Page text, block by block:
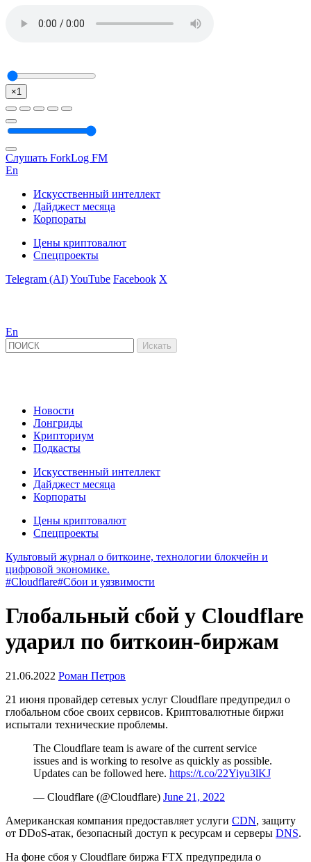
×1
Слушать ForkLog FM
En
Искусственный интеллект
Дайджест месяца
Корпораты
Цены криптовалют
Спецпроекты
Telegram (AI)YouTube Facebook X
En
Новости
Лонгриды
Крипториум
Подкасты
Искусственный интеллект
Дайджест месяца
Корпораты
Цены криптовалют
Спецпроекты
Культовый журнал о биткоине, технологии блокчейн и
цифровой экономике.
#Cloudflare#Сбои и уязвимости
Глобальный сбой у Cloudflare
ударил по биткоин-биржам
21.06.2022 Роман Петров
21 июня провайдер сетевых услуг Cloudflare предупредил о
глобальном сбое своих сервисов. Криптовалютные биржи
испытали технические проблемы.
The Cloudflare team is aware of the current service
issues and is working to resolve as quickly as possible.
Updates can be followed here. https://t.co/22Yiyu3lKJ
— Cloudflare (@Cloudflare) June 21, 2022
Американская компания предоставляет услуги CDN, защиту
от DDoS-атак, безопасный доступ к ресурсам и серверы DNS.
На фоне сбоя у Cloudflare биржа FTX предупредила о